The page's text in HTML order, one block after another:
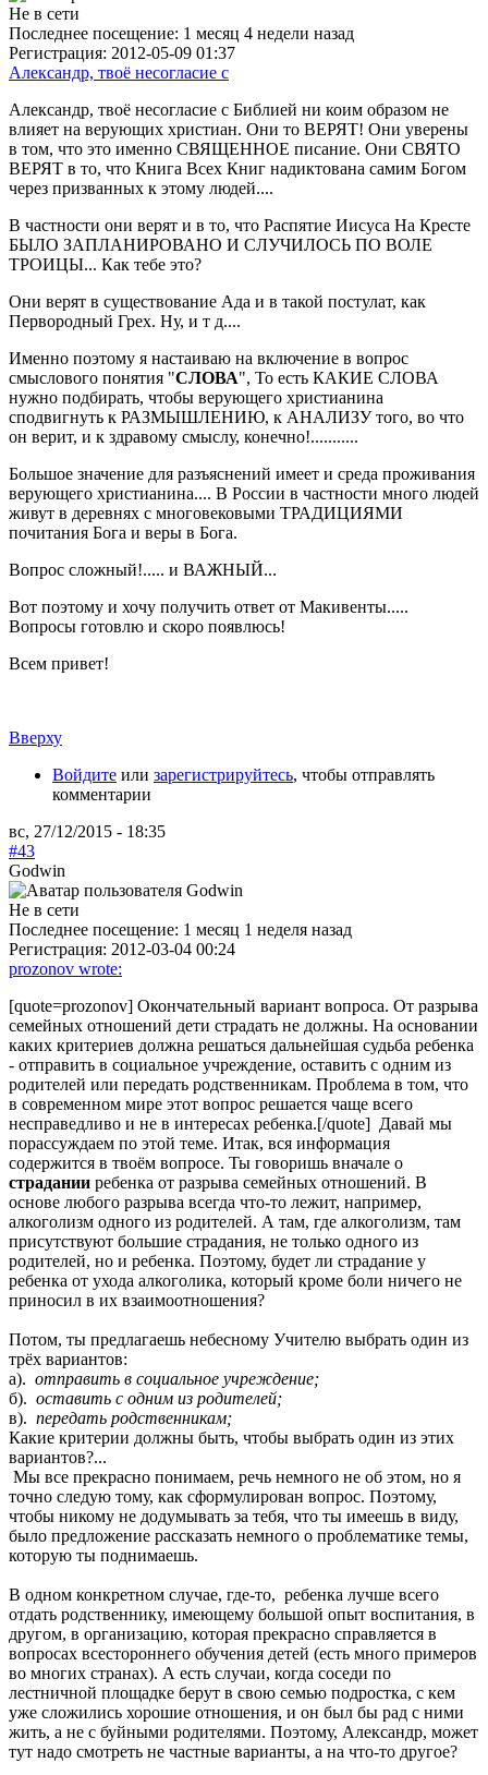
Не в сети
Последнее посещение: 1 месяц 4 недели назад
Регистрация: 2012-05-09 01:37
Александр, твоё несогласие с
Александр, твоё несогласие с Библией ни коим образом не
влияет на верующих христиан. Они то ВЕРЯТ! Они уверены
в том, что это именно СВЯЩЕННОЕ писание. Они СВЯТО
ВЕРЯТ в то, что Книга Всех Книг надиктована самим Богом
через призванных к этому людей....
В частности они верят и в то, что Распятие Иисуса На Кресте
БЫЛО ЗАПЛАНИРОВАНО И СЛУЧИЛОСЬ ПО ВОЛЕ
ТРОИЦЫ... Как тебе это?
Они верят в существование Ада и в такой постулат, как
Первородный Грех. Ну, и т д....
Именно поэтому я настаиваю на включение в вопрос
смыслового понятия "СЛОВА", То есть КАКИЕ СЛОВА
нужно подбирать, чтобы верующего христианина
сподвигнуть к РАЗМЫШЛЕНИЮ, к АНАЛИЗУ того, во что
он верит, и к здравому смыслу, конечно!...........
Большое значение для разъяснений имеет и среда проживания
верующего христианина.... В России в частности много людей
живут в деревнях с многовековыми ТРАДИЦИЯМИ
почитания Бога и веры в Бога.
Вопрос сложный!..... и ВАЖНЫЙ...
Вот поэтому и хочу получить ответ от Макивенты.....
Вопросы готовлю и скоро появлюсь!
Всем привет!
Вверху
Войдите или зарегистрируйтесь, чтобы отправлять
комментарии
вс, 27/12/2015 - 18:35
#43
Godwin
Не в сети
Последнее посещение: 1 месяц 1 неделя назад
Регистрация: 2012-03-04 00:24
prozonov wrote:
[quote=prozonov] Окончательный вариант вопроса. От разрыва
семейных отношений дети страдать не должны. На основании
каких критериев должна решаться дальнейшая судьба ребенка
- отправить в социальное учреждение, оставить с одним из
родителей или передать родственникам. Проблема в том, что
в современном мире этот вопрос решается чаще всего
несправедливо и не в интересах ребенка.[/quote] Давай мы
порассуждаем по этой теме. Итак, вся информация
содержится в твоём вопросе. Ты говоришь вначале о
страдании ребенка от разрыва семейных отношений. В
основе любого разрыва всегда что-то лежит, например,
алкоголизм одного из родителей. А там, где алкоголизм, там
присутствуют большие страдания, не только одного из
родителей, но и ребенка. Поэтому, будет ли страдание у
ребенка от ухода алкоголика, который кроме боли ничего не
приносил в их взаимоотношения?
Потом, ты предлагаешь небесному Учителю выбрать один из
трёх вариантов:
а). отправить в социальное учреждение;
б). оставить с одним из родителей;
в). передать родственникам;
Какие критерии должны быть, чтобы выбрать один из этих
вариантов?...
Мы все прекрасно понимаем, речь немного не об этом, но я
точно следую тому, как сформулирован вопрос. Поэтому,
чтобы никому не додумывать за тебя, что ты имеешь в виду,
было предложение рассказать немного о проблематике темы,
которую ты поднимаешь.
В одном конкретном случае, где-то, ребенка лучше всего
отдать родственнику, имеющему большой опыт воспитания, в
другом, в организацию, которая прекрасно справляется в
вопросах всестороннего обучения детей (есть много примеров
во многих странах). А есть случаи, когда соседи по
лестничной площадке берут в свою семью подростка, с кем
уже сложились хорошие отношения, и он был бы рад с ними
жить, а не с буйными родителями. Поэтому, Александр, может
тут надо смотреть не частные варианты, а на что-то другое?